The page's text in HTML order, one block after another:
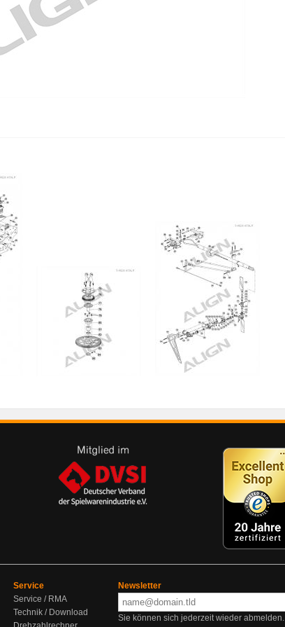
Service
Service / RMA
Technik / Download
Newsletter
Sie können sich jederzeit wieder abmelden.